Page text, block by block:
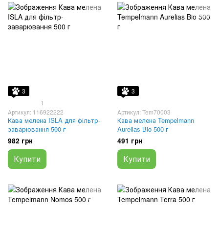
3
1
Артикул: 116922222
Кава мелена ISLA для фільтр-
заварювання 500 г
982 грн
Купити
3
Артикул: Tem70003
Кава мелена Tempelmann
Aurelias Bio 500 г
491 грн
Купити